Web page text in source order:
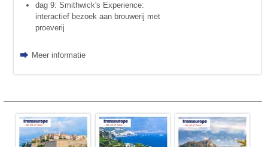
dag 9: Smithwick's Experience:
interactief bezoek aan brouwerij met
proeverij
Meer informatie